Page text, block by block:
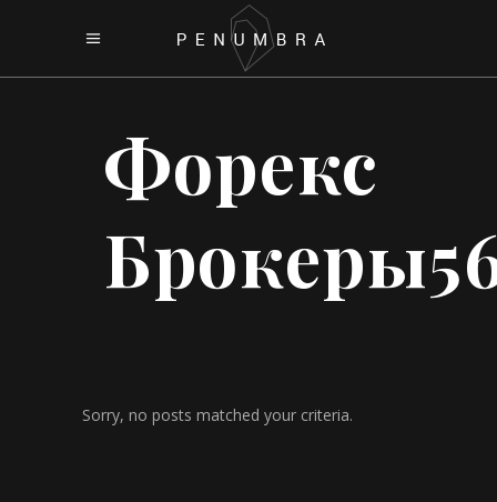
Форекс
Sorry, no posts matched your criteria.